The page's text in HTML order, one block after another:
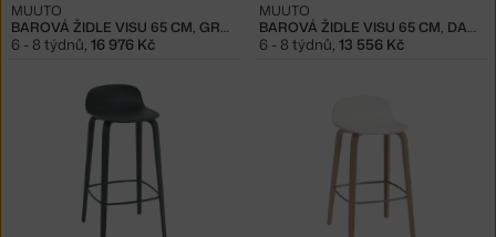
BAROVÁ ŽIDLE VISU 65 CM, GREY/STEELCUT TRIO 105
MUUTO
6 - 8 týdnů, 16 976 Kč
BAROVÁ ŽIDLE VISU 65 CM, DARK GREEN
MUUTO
6 - 8 týdnů, 13 556 Kč